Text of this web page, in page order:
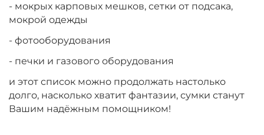
- мокрых карповых мешков, сетки от подсака,
мокрой одежды
- фотооборудования
- печки и газового оборудования
и этот список можно продолжать настолько
долго, насколько хватит фантазии, сумки станут
Вашим надёжным помощником!